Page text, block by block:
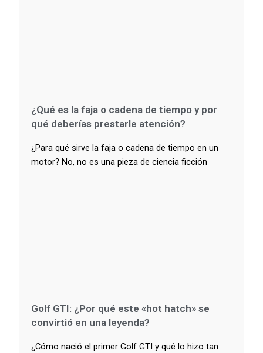
¿Qué es la faja o cadena de tiempo y por
qué deberías prestarle atención?
¿Para qué sirve la faja o cadena de tiempo en un
motor? No, no es una pieza de ciencia ficción
Golf GTI: ¿Por qué este «hot hatch» se
convirtió en una leyenda?
¿Cómo nació el primer Golf GTI y qué lo hizo tan